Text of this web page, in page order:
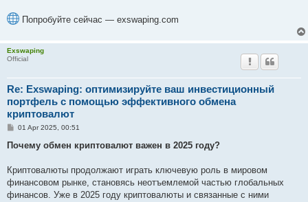
Попробуйте сейчас — exswaping.com
Exswaping
Official
Re: Exswaping: оптимизируйте ваш инвестиционный
портфель с помощью эффективного обмена
криптовалют
P
s
01 Apr 2025, 00:51
Почему обмен криптовалют важен в 2025 году?
Криптовалюты продолжают играть ключевую роль в мировом
финансовом рынке, становясь неотъемлемой частью глобальных
финансов. Уже в 2025 году криптовалюты и связанные с ними